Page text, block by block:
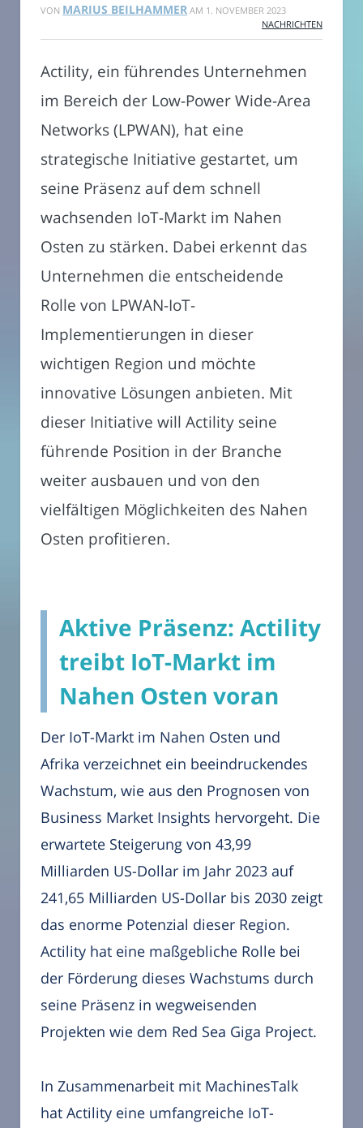
VON MARIUS BEILHAMMER AM 1. NOVEMBER 2023
NACHRICHTEN
Actility, ein führendes Unternehmen
im Bereich der Low-Power Wide-Area
Networks (LPWAN), hat eine
strategische Initiative gestartet, um
seine Präsenz auf dem schnell
wachsenden IoT-Markt im Nahen
Osten zu stärken. Dabei erkennt das
Unternehmen die entscheidende
Rolle von LPWAN-IoT-
Implementierungen in dieser
wichtigen Region und möchte
innovative Lösungen anbieten. Mit
dieser Initiative will Actility seine
führende Position in der Branche
weiter ausbauen und von den
vielfältigen Möglichkeiten des Nahen
Osten profitieren.
Aktive Präsenz: Actility
treibt IoT-Markt im
Nahen Osten voran
Der IoT-Markt im Nahen Osten und
Afrika verzeichnet ein beeindruckendes
Wachstum, wie aus den Prognosen von
Business Market Insights hervorgeht. Die
erwartete Steigerung von 43,99
Milliarden US-Dollar im Jahr 2023 auf
241,65 Milliarden US-Dollar bis 2030 zeigt
das enorme Potenzial dieser Region.
Actility hat eine maßgebliche Rolle bei
der Förderung dieses Wachstums durch
seine Präsenz in wegweisenden
Projekten wie dem Red Sea Giga Project.
In Zusammenarbeit mit MachinesTalk
hat Actility eine umfangreiche IoT-